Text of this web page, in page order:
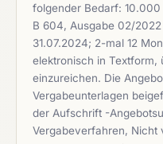
folgender Bedarf: 10.000
B 604, Ausgabe 02/
31.07.2024; 2-mal 12
elektronisch in Textform,
einzureichen. Die
Vergabeunterlagen
der Aufschrift -
Vergabeverfahren, Nicht